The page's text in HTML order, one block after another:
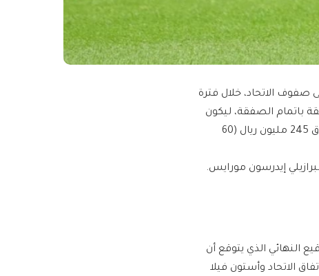
صفوف الاتحاد، خلال فترة
باتمام الصفقة، ليكون
ثاني صفقات العميد الأجنبية، وبينت مصادر أن الصفقة كلفت ما يفوق 245 مليون ريال (60
إيدرسون مورايس.
النهائي الذي يتوقع أن
الاتحاد وأستون فيلا